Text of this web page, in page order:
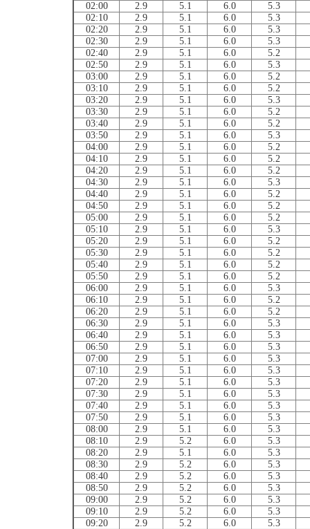
02:00
2.9 5.1 6.0
5.3
02:10
2.9 5.1 6.0
5.3
02:20
2.9 5.1 6.0
5.3
02:30
2.9 5.1 6.0
5.3
02:40
2.9 5.1 6.0
5.2
02:50
2.9 5.1 6.0
5.3
03:00
2.9 5.1 6.0
5.2
03:10
2.9 5.1 6.0
5.2
03:20
2.9 5.1 6.0
5.3
03:30
2.9 5.1 6.0
5.2
03:40
2.9 5.1 6.0
5.2
03:50
2.9 5.1 6.0
5.3
04:00
2.9 5.1 6.0
5.2
04:10
2.9 5.1 6.0
5.2
04:20
2.9 5.1 6.0
5.2
04:30
2.9 5.1 6.0
5.3
04:40
2.9 5.1 6.0
5.2
04:50
2.9 5.1 6.0
5.2
05:00
2.9 5.1 6.0
5.2
05:10
2.9 5.1 6.0
5.3
05:20
2.9 5.1 6.0
5.2
05:30
2.9 5.1 6.0
5.2
05:40
2.9 5.1 6.0
5.2
05:50
2.9 5.1 6.0
5.2
06:00
2.9 5.1 6.0
5.3
06:10
2.9 5.1 6.0
5.2
06:20
2.9 5.1 6.0
5.2
06:30
2.9 5.1 6.0
5.3
06:40
2.9 5.1 6.0
5.3
06:50
2.9 5.1 6.0
5.3
07:00
2.9 5.1 6.0
5.3
07:10
2.9 5.1 6.0
5.3
07:20
2.9 5.1 6.0
5.3
07:30
2.9 5.1 6.0
5.3
07:40
2.9 5.1 6.0
5.3
07:50
2.9 5.1 6.0
5.3
08:00
2.9 5.1 6.0
5.3
08:10
2.9 5.2 6.0
5.3
08:20
2.9 5.1 6.0
5.3
08:30
2.9 5.2 6.0
5.3
08:40
2.9 5.2 6.0
5.3
08:50
2.9 5.2 6.0
5.3
09:00
2.9 5.2 6.0
5.3
09:10
2.9 5.2 6.0
5.3
09:20
2.9 5.2 6.0
5.3